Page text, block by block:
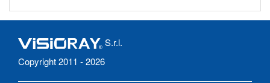
S.r.l.
Copyright 2011 - 2026